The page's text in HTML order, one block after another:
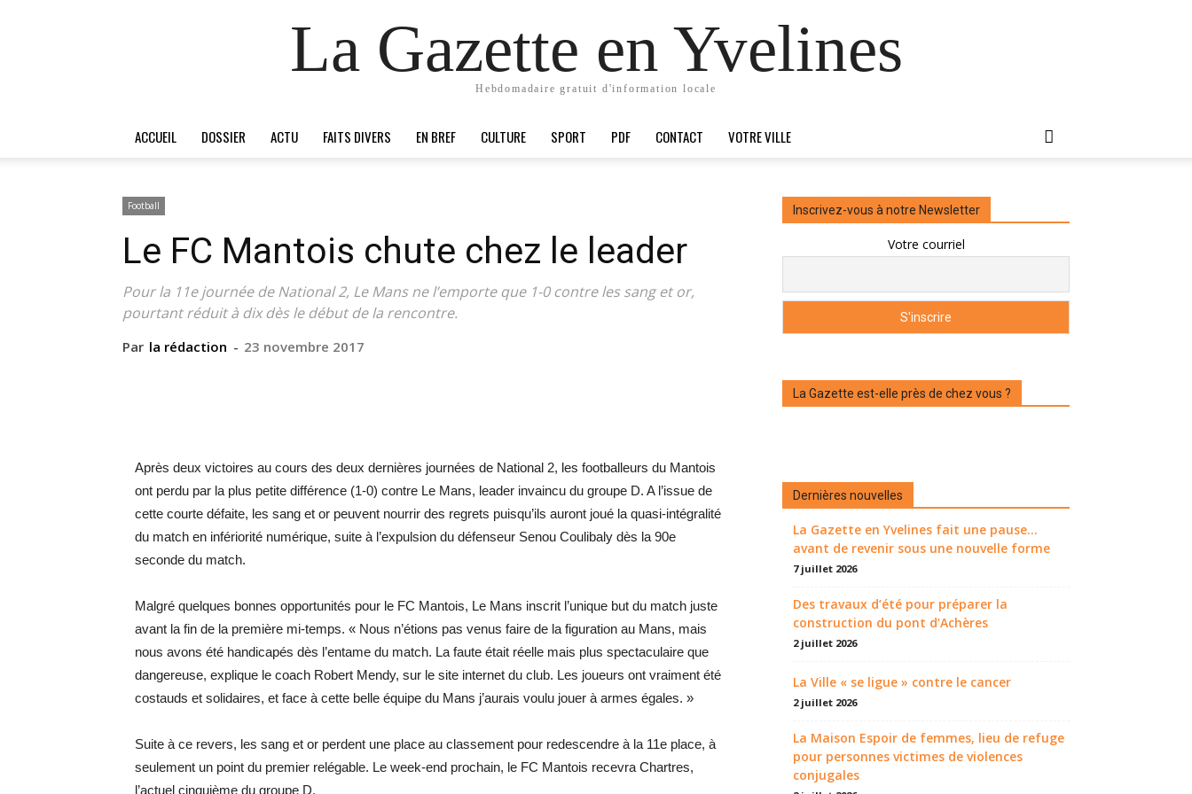
La Gazette en Yvelines
Hebdomadaire gratuit d'information locale
ACCUEIL DOSSIER ACTU FAITS DIVERS EN BREF CULTURE SPORT PDF CONTACT VOTRE VILLE
Football
Le FC Mantois chute chez le leader
Pour la 11e journée de National 2, Le Mans ne l’emporte que 1-0 contre les sang et or,
pourtant réduit à dix dès le début de la rencontre.
Par la rédaction - 23 novembre 2017
Après deux victoires au cours des deux dernières journées de National 2, les footballeurs du Mantois
ont perdu par la plus petite différence (1-0) contre Le Mans, leader invaincu du groupe D. A l’issue de
cette courte défaite, les sang et or peuvent nourrir des regrets puisqu’ils auront joué la quasi-intégralité
du match en infériorité numérique, suite à l’expulsion du défenseur Senou Coulibaly dès la 90e
seconde du match.
Malgré quelques bonnes opportunités pour le FC Mantois, Le Mans inscrit l’unique but du match juste
avant la fin de la première mi-temps. « Nous n’étions pas venus faire de la figuration au Mans, mais
nous avons été handicapés dès l’entame du match. La faute était réelle mais plus spectaculaire que
dangereuse, explique le coach Robert Mendy, sur le site internet du club. Les joueurs ont vraiment été
costauds et solidaires, et face à cette belle équipe du Mans j’aurais voulu jouer à armes égales. »
Suite à ce revers, les sang et or perdent une place au classement pour redescendre à la 11e place, à
seulement un point du premier relégable. Le week-end prochain, le FC Mantois recevra Chartres,
l’actuel cinquième du groupe D.
Inscrivez-vous à notre Newsletter
Votre courriel
La Gazette est-elle près de chez vous ?
Dernières nouvelles
La Gazette en Yvelines fait une pause...
avant de revenir sous une nouvelle forme
7 juillet 2026
Des travaux d’été pour préparer la
construction du pont d’Achères
2 juillet 2026
La Ville « se ligue » contre le cancer
2 juillet 2026
La Maison Espoir de femmes, lieu de refuge
pour personnes victimes de violences
conjugales